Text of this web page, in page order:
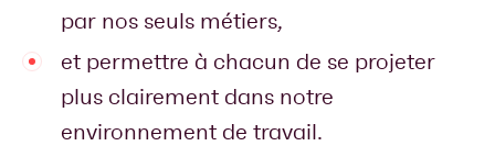
par nos seuls métiers,
et permettre à chacun de se projeter
plus clairement dans notre
environnement de travail.